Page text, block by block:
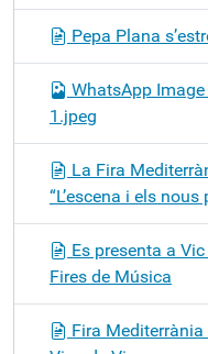
Pepa Plana
WhatsApp
1.jpeg
La Fira
“L’escena i els
Es presenta a
Fires de Música
Fira